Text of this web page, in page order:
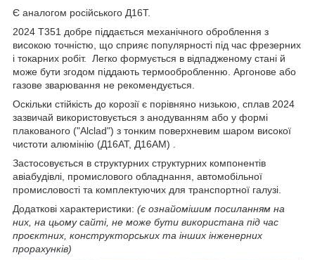
Є аналогом російського Д16Т.
2024 Т351 добре піддається механічного оброблення з
високою точністю, що сприяє популярності під час фрезерних
і токарних робіт. Легко формується в відпадженому стані й
може бути згодом піддають термообробленню. Аргонове або
газове зварювання не рекомендується.
Оскільки стійкість до корозії є порівняно низькою, сплав 2024
зазвичай використовується з анодуванням або у формі
плакованого ("Alclad") з тонким поверхневим шаром високої
чистоти алюмінію (Д16АТ, Д16АМ) .
Застосовується в структурних структурних компонентів
авіабудівлі, промислового обладнання, автомобільної
промисловості та комплектуючих для транспортної галузі.
Додаткові характеристики: (є ознайомішим посиланням на
них, на цьому сайті, не може бути використана під час
проєктних, конструкторських та інших інженерних
прорахунків)